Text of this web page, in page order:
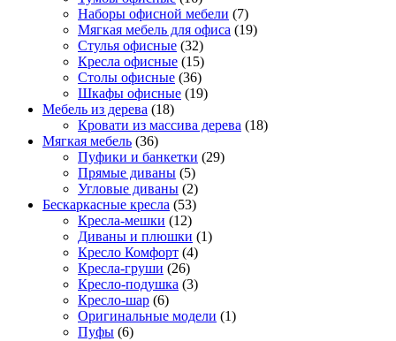
Наборы офисной мебели (7)
Мягкая мебель для офиса (19)
Стулья офисные (32)
Кресла офисные (15)
Столы офисные (36)
Шкафы офисные (19)
Мебель из дерева (18)
Кровати из массива дерева (18)
Мягкая мебель (36)
Пуфики и банкетки (29)
Прямые диваны (5)
Угловые диваны (2)
Бескаркасные кресла (53)
Кресла-мешки (12)
Диваны и плюшки (1)
Кресло Комфорт (4)
Кресла-груши (26)
Кресло-подушка (3)
Кресло-шар (6)
Оригинальные модели (1)
Пуфы (6)